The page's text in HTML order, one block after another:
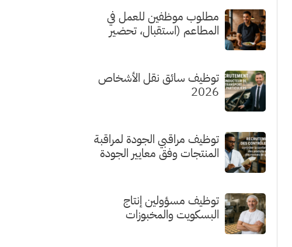
مطلوب موظفين للعمل في
المطاعم (استقبال، تحضير
توظيف سائق نقل الأشخاص
2026
توظيف مراقبي الجودة لمراقبة
المنتجات وفق معايير الجودة
توظيف مسؤولين إنتاج
البسكويت والمخبوزات